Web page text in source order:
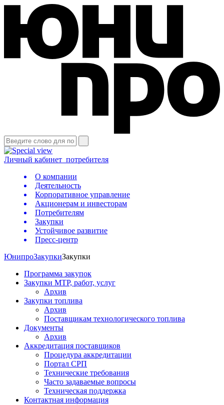
Личный кабинет потребителя
О компании
Деятельность
Корпоративное управление
Акционерам и инвесторам
Потребителям
Закупки
Устойчивое развитие
Пресс-центр
ЮнипроЗакупкиЗакупки
Программа закупок
Закупки МТР, работ, услуг
Архив
Закупки топлива
Архив
Поставщикам технологического топлива
Документы
Архив
Аккредитация поставщиков
Процедура аккредитации
Портал СРП
Технические требования
Часто задаваемые вопросы
Техническая поддержка
Контактная информация